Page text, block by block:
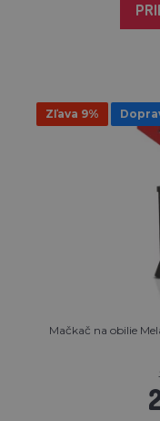
Zľava 9%
Mačkač na obilie